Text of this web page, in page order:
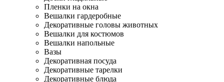
Пленки на окна
Вешалки гардеробные
Декоративные головы животных
Вешалки для костюмов
Вешалки напольные
Вазы
Декоративная посуда
Декоративные тарелки
Декоративные блюда